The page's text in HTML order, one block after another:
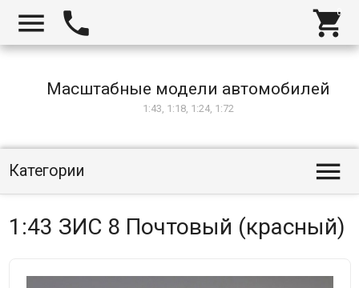
  
Масштабные модели автомобилей
1:43, 1:18, 1:24, 1:72
Категории 
1:43 ЗИС 8 Почтовый (красный)